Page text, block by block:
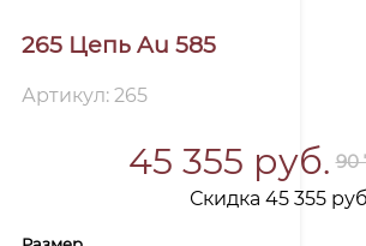
265 Цепь Au 585
Артикул: 265
45 355 руб. 90
Скидка 45 355